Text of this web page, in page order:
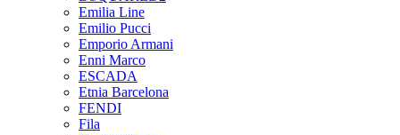
Emilia Line
Emilio Pucci
Emporio Armani
Enni Marco
ESCADA
Etnia Barcelona
FENDI
Fila